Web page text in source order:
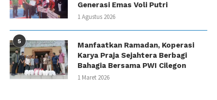
Generasi Emas Voli Putri
1 Agustus 2026
5
Manfaatkan Ramadan, Koperasi
Karya Praja Sejahtera Berbagi
Bahagia Bersama PWI Cilegon
1 Maret 2026